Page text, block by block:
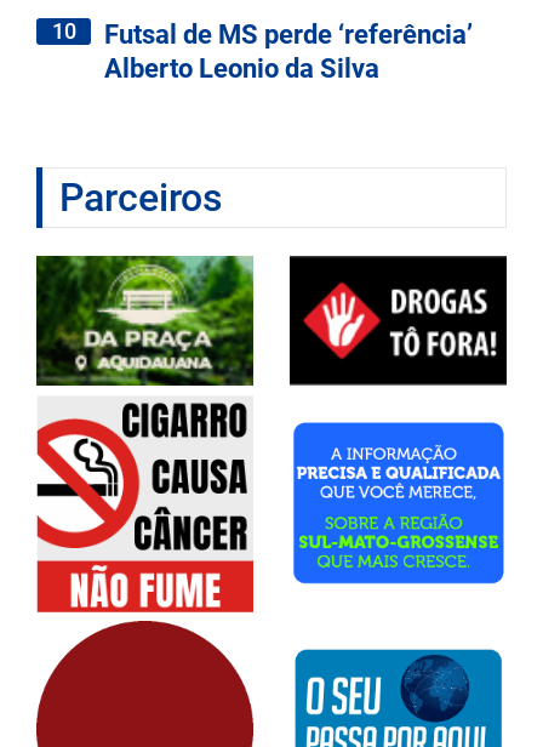
10
Futsal de MS perde ‘referência’
Alberto Leonio da Silva
Parceiros